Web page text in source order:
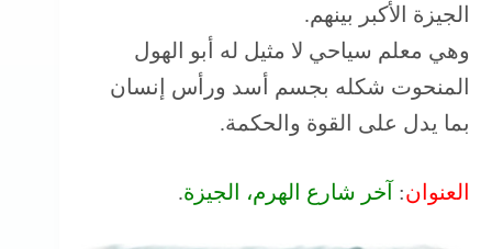
الجيزة الأكبر بينهم.
وهي معلم سياحي لا مثيل له أبو الهول
المنحوت شكله بجسم أسد ورأس إنسان
بما يدل على القوة والحكمة.
العنوان: آخر شارع الهرم، الجيزة.